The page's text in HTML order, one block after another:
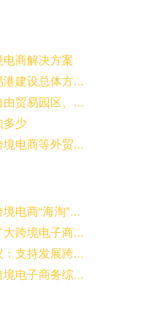
商解决方案
港建设总体方...
贸易园区、...
多少
境电商等外贸...
境电商“海淘”...
跨境电子商...
：支持发展跨...
电子商务综...